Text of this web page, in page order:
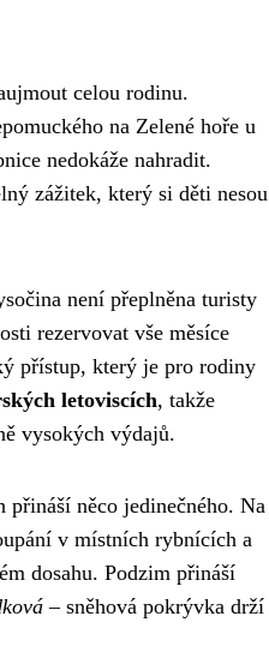
celou rodinu.
na Zelené hoře u
nedokáže nahradit.
zážitek, který si děti nesou
není přeplněna turisty
rezervovat vše měsíce
přístup, který je pro rodiny
letoviscích, takže
vysokých výdajů.
přináší něco jedinečného. Na
v místních rybnících a
dosahu. Podzim přináší
– sněhová pokrývka drží